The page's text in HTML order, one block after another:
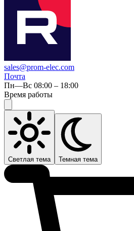
sales@prom-elec.com
Почта
Пн—Вс 08:00 – 18:00
Время работы
Светлая тема Темная тема